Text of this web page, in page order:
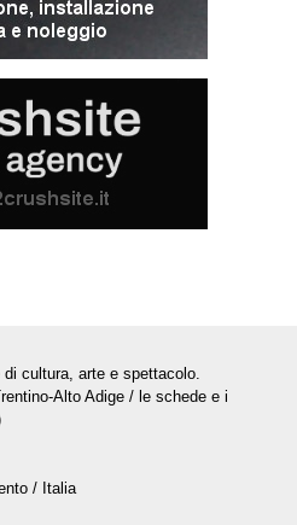
di cultura, arte e spettacolo.
Alto Adige / le schede e i
/ Italia